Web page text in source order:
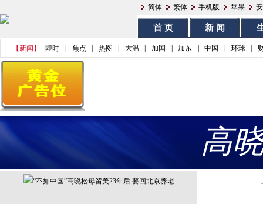
简体 繁体 手机版 苹果
首 页 新 闻
【新闻】 即时 焦点 热图 大温 加国 加东 中国 环球
高